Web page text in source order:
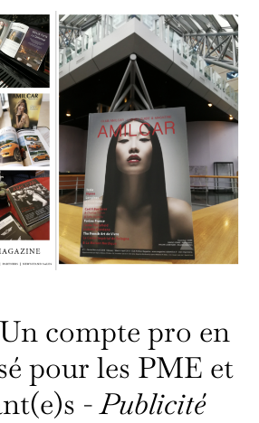
compte pro en
pour les PME et
-Publicité